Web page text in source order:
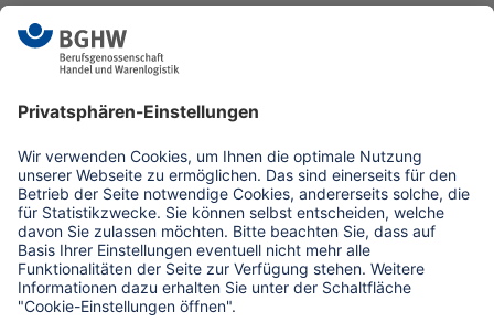
Kontaktformular
Erklärung zur Barrierefreiheit